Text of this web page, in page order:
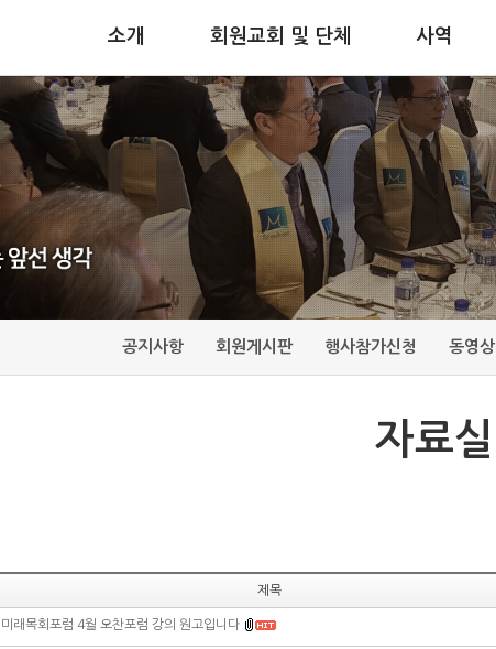
소개 회원교회 및 단체 사역
공지사항 회원게시판 행사참가신청 동영상
자료실
제목
미래목회포럼 4월 오찬포럼 강의 원고입니다